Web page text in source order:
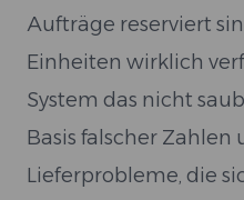
Aufträge reserviert
Einheiten wirklich
System das nicht
Basis falscher Zahlen
Lieferprobleme, die